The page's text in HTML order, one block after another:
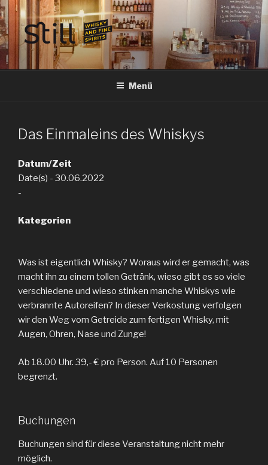
Zum
Inhalt
springen
STILL SPIRITS HILDESHEIM
Whisky, Rum, Gin, Cognac, Tequila und Tastings in Hildesheim
Menü
Das Einmaleins des Whiskys
Datum/Zeit
Date(s) - 30.06.2022
-
Kategorien
Was ist eigentlich Whisky? Woraus wird er gemacht, was
macht ihn zu einem tollen Getränk, wieso gibt es so viele
verschiedene und wieso stinken manche Whiskys wie
verbrannte Autoreifen? In dieser Verkostung verfolgen
wir den Weg vom Getreide zum fertigen Whisky, mit
Augen, Ohren, Nase und Zunge!
Ab 18.00 Uhr. 39,- € pro Person. Auf 10 Personen
begrenzt.
Buchungen
Buchungen sind für diese Veranstaltung nicht mehr
möglich.